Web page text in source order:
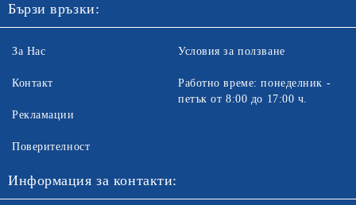
Бързи връзки:
За Нас
Контакт
Рекламации
Поверителност
Условия за ползване
Работно време: понеделник -
петък от 8:00 до 17:00 ч.
Информация за контакти: